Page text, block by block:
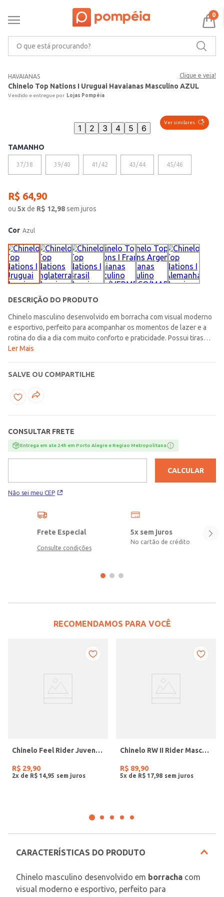
0
HAVAIANAS Clique e veja!
Chinelo Top Nations I Uruguai Havaianas Masculino AZUL
Lojas Pompéia
Ver similares
1 2 3 4 5 6
TAMANHO
37/38 39/40 41/42 43/44 45/46
R$ 64,90
ou 5xde R$ 12,98sem juros
Cor Azul
DESCRIÇÃO DO PRODUTO
Chinelo masculino desenvolvido em borracha com visual moderno
e esportivo, perfeito para acompanhar os momentos de lazer e a
rotina do dia a dia com muito conforto e praticidade. Possui tiras
médias, palmilha texturizada e solado com frisos antiderrapantes
2026, trazendo um visual cheio de personalidade e clima esportivo.
O diferencial fica por conta da estampa na palmilha e da aplicação
da bandeira do Uruguai nas tiras, adicionando um toque autêntico e
esportiva!\n\nMaterial: Borracha
Ler Mais
SALVE OU COMPARTILHE
CONSULTAR FRETE
Entrega em ate 24h em Porto Alegre e Regiao Metropolitana
Não sei meu CEP
CALCULAR
Frete Especial
Consulte condições
5x sem juros
No cartão de crédito
RECOMENDAMOS PARA VOCÊ
Chinelo Feel Rider Juvenil Para Menino - BRANCO/CINZA
R$ 29,90
2x de R$ 14 95
Chinelo RW II Rider Masculino AZUL/BRANCO
R$ 89,90
5x de R$ 17 98
CARACTERÍSTICAS DO PRODUTO
Chinelo masculino desenvolvido em borracha com
visual moderno e esportivo, perfeito para